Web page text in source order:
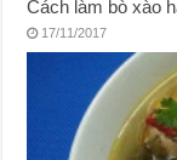
Cách làm bò xào
17/11/2017